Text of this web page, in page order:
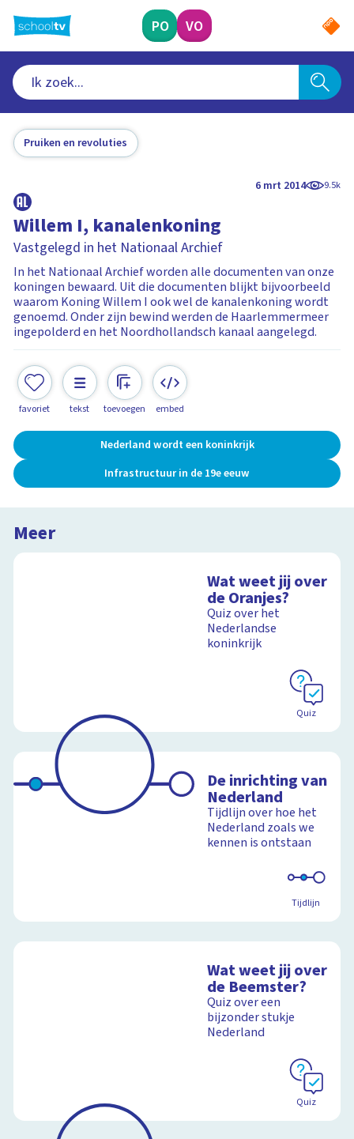
naar
hoofdinhoud
PO VO
Pruiken en revoluties
6 mrt 2014 9.5k
Willem I, kanalenkoning
Vastgelegd in het Nationaal Archief
In het Nationaal Archief worden alle documenten van onze
koningen bewaard. Uit die documenten blijkt bijvoorbeeld
waarom Koning Willem I ook wel de kanalenkoning wordt
genoemd. Onder zijn bewind werden de Haarlemmermeer
ingepolderd en het Noordhollandsch kanaal aangelegd.
favoriet tekst toevoegen embed
Nederland wordt een koninkrijk
Infrastructuur in de 19e eeuw
Meer
Wat weet jij over
de Oranjes?
Quiz over het
Nederlandse
koninkrijk
Quiz
De inrichting van
Nederland
Tijdlijn over hoe het
Nederland zoals we
kennen is ontstaan
Tijdlijn
Wat weet jij over
de Beemster?
Quiz over een
bijzonder stukje
Nederland
Quiz